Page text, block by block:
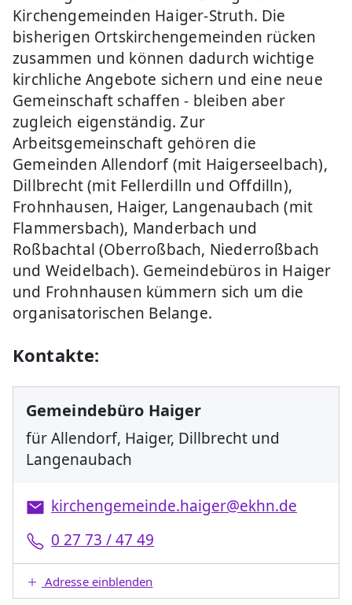
Kirchengemeinden Haiger-Struth. Die
bisherigen Ortskirchengemeinden rücken
zusammen und können dadurch wichtige
kirchliche Angebote sichern und eine neue
Gemeinschaft schaffen - bleiben aber
zugleich eigenständig. Zur
Arbeitsgemeinschaft gehören die
Gemeinden Allendorf (mit Haigerseelbach),
Dillbrecht (mit Fellerdilln und Offdilln),
Frohnhausen, Haiger, Langenaubach (mit
Flammersbach), Manderbach und
Roßbachtal (Oberroßbach, Niederroßbach
und Weidelbach). Gemeindebüros in Haiger
und Frohnhausen kümmern sich um die
organisatorischen Belange.
Kontakte:
Gemeindebüro Haiger
für Allendorf, Haiger, Dillbrecht und
Langenaubach
kirchengemeinde.haiger@ekhn.de
0 27 73 / 47 49
Adresse einblenden